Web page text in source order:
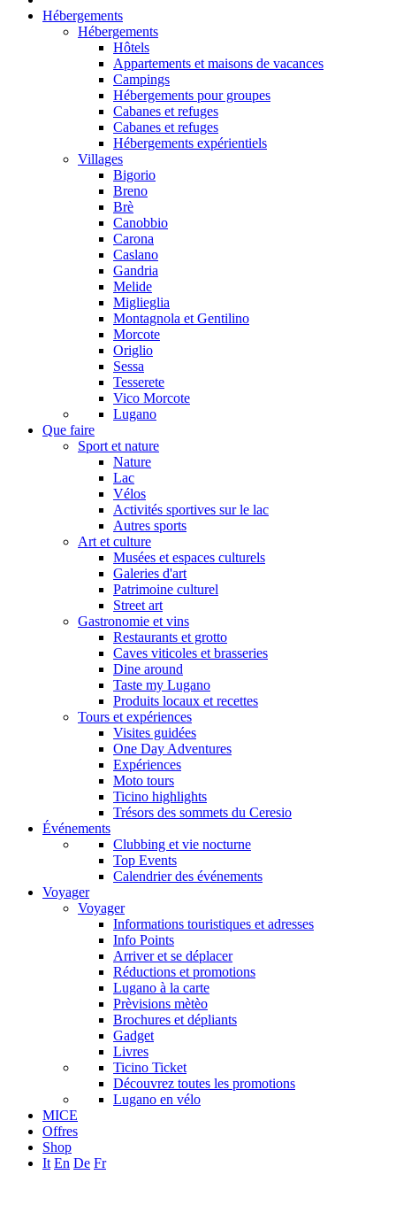
Hébergements
Hébergements
Hôtels
Appartements et maisons de vacances
Campings
Hébergements pour groupes
Cabanes et refuges
Cabanes et refuges
Hébergements expérientiels
Villages
Bigorio
Breno
Brè
Canobbio
Carona
Caslano
Gandria
Melide
Miglieglia
Montagnola et Gentilino
Morcote
Origlio
Sessa
Tesserete
Vico Morcote
Lugano
Que faire
Sport et nature
Nature
Lac
Vélos
Activités sportives sur le lac
Autres sports
Art et culture
Musées et espaces culturels
Galeries d'art
Patrimoine culturel
Street art
Gastronomie et vins
Restaurants et grotto
Caves viticoles et brasseries
Dine around
Taste my Lugano
Produits locaux et recettes
Tours et expériences
Visites guidées
One Day Adventures
Expériences
Moto tours
Ticino highlights
Trésors des sommets du Ceresio
Événements
Clubbing et vie nocturne
Top Events
Calendrier des événements
Voyager
Voyager
Informations touristiques et adresses
Info Points
Arriver et se déplacer
Réductions et promotions
Lugano à la carte
Prèvisions mètèo
Brochures et dépliants
Gadget
Livres
Ticino Ticket
Découvrez toutes les promotions
Lugano en vélo
MICE
Offres
Shop
It En De Fr